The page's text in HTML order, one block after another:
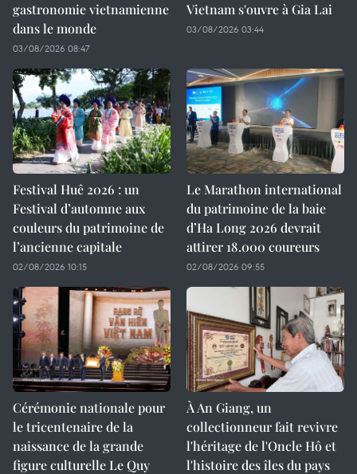
gastronomie vietnamienne
dans le monde
03/08/2026 08:47
Vietnam s'ouvre à Gia Lai
03/08/2026 03:44
Festival Huê 2026 : un
Festival d’automne aux
couleurs du patrimoine de
l’ancienne capitale
02/08/2026 10:15
Le Marathon international
du patrimoine de la baie
d’Ha Long 2026 devrait
attirer 18.000 coureurs
02/08/2026 09:55
Cérémonie nationale pour
le tricentenaire de la
naissance de la grande
figure culturelle Le Quy
À An Giang, un
collectionneur fait revivre
l'héritage de l'Oncle Hô et
l'histoire des îles du pays